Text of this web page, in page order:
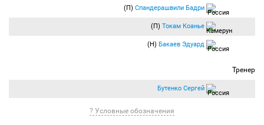
(П) Спандерашвили Бадри
(П) Токам Коанье
(Н) Бакаев Эдуард
Тренер
Бутенко Сергей
? Условные обозначения